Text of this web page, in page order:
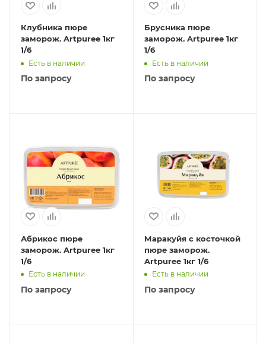
Клубника пюре
заморож. Artpuree 1кг
1/6
Есть в наличии
По запросу
Брусника пюре
заморож. Artpuree 1кг
1/6
Есть в наличии
По запросу
Абрикос пюре
заморож. Artpuree 1кг
1/6
Есть в наличии
По запросу
Маракуйя с косточкой
пюре заморож.
Artpuree 1кг 1/6
Есть в наличии
По запросу